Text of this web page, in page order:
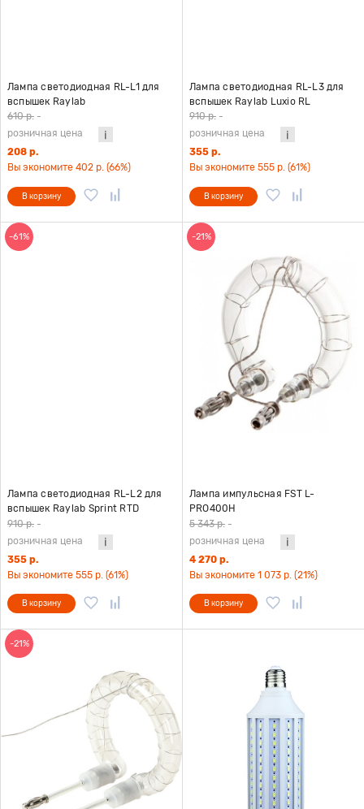
Лампа светодиодная RL-L1 для
вспышек Raylab
610 р. -
розничная цена
208 р.
Вы экономите 402 р. (66%)
В корзину
Лампа светодиодная RL-L3 для
вспышек Raylab Luxio RL
910 р. -
розничная цена
355 р.
Вы экономите 555 р. (61%)
В корзину
-61%
Лампа светодиодная RL-L2 для
вспышек Raylab Sprint RTD
910 р. -
розничная цена
355 р.
Вы экономите 555 р. (61%)
В корзину
-21%
Лампа импульсная FST L-
PRO400H
5 343 р. -
розничная цена
4 270 р.
Вы экономите 1 073 р. (21%)
В корзину
-21%